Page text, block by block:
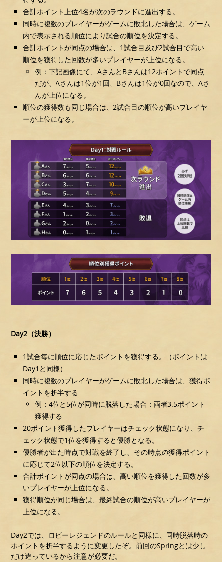
合計ポイント上位4名が次のラウンドに進出する。
同時に複数のプレイヤーがゲームに敗北した場合は、ゲーム
内で表示される順位により試合の順位を決定する。
合計ポイントが同点の場合は、1試合目及び2試合目で高い
順位を獲得した回数が多いプレイヤーが上位になる。
例：下記画像にて、AさんとBさんは12ポイントで同点
だが、Aさんは1位が1回、Bさんは1位が0回なので、Aさ
んが上位になる。
順位の獲得数も同じ場合は、2試合目の順位が高いプレイヤ
ーが上位になる。
Day2（決勝）
1試合毎に順位に応じたポイントを獲得する。（ポイントは
Day1と同様）
同時に複数のプレイヤーがゲームに敗北した場合は、獲得ポ
イントを折半する
例：4位と5位が同時に脱落した場合：両者3.5ポイント
獲得する
20ポイント獲得したプレイヤーはチェック状態になり、チ
ェック状態で1位を獲得すると優勝となる。
優勝者が出た時点で対戦を終了し、その時点の獲得ポイント
に応じて2位以下の順位を決定する。
合計ポイントが同点の場合は、高い順位を獲得した回数が多
いプレイヤーが上位になる。
獲得順位が同じ場合は、最終試合の順位が高いプレイヤーが
上位になる。
Day2では、ロビーレジェンドのルールと同様に、同時脱落時の
ポイントを折半するように変更したぞ。前回のSpringとは少し
だけ違っているから注意が必要だ。